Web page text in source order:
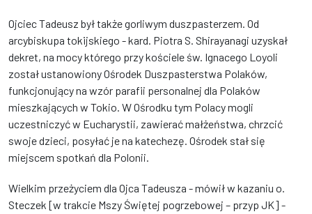
Ojciec Tadeusz był także gorliwym duszpasterzem. Od
arcybiskupa tokijskiego - kard. Piotra S. Shirayanagi uzyskał
dekret, na mocy którego przy kościele św. Ignacego Loyoli
został ustanowiony Ośrodek Duszpasterstwa Polaków,
funkcjonujący na wzór parafii personalnej dla Polaków
mieszkających w Tokio. W Ośrodku tym Polacy mogli
uczestniczyć w Eucharystii, zawierać małżeństwa, chrzcić
swoje dzieci, posyłać je na katechezę. Ośrodek stał się
miejscem spotkań dla Polonii.
Wielkim przeżyciem dla Ojca Tadeusza - mówił w kazaniu o.
Steczek [w trakcie Mszy Świętej pogrzebowej – przyp JK] -